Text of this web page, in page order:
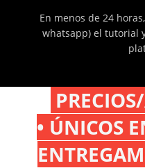
En menos de 24
whatsapp) el tutorial
• ÚNICOS